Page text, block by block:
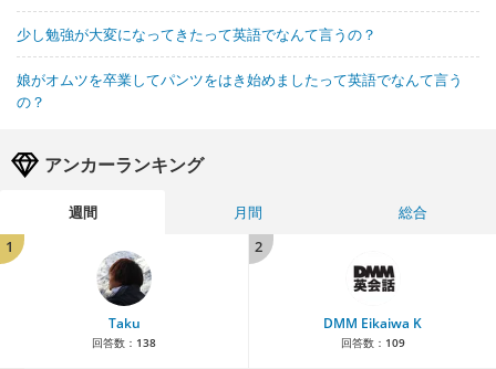
少し勉強が大変になってきたって英語でなんて言うの？
娘がオムツを卒業してパンツをはき始めましたって英語でなんて言う
の？
アンカーランキング
週間 月間
総合
1
Taku
回答数： 138
2
DMM Eikaiwa K
回答数： 109